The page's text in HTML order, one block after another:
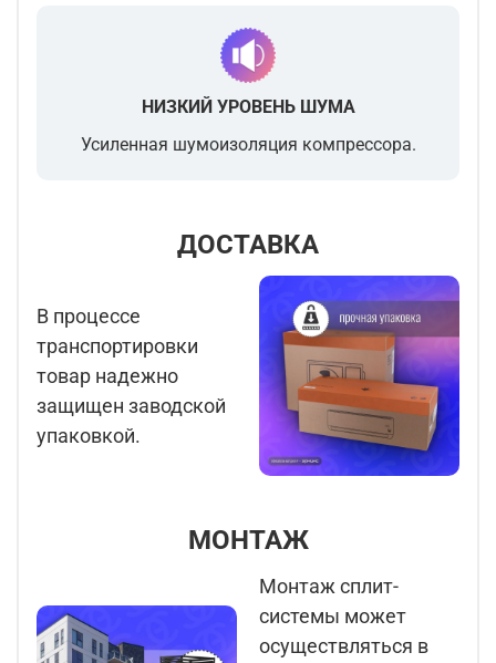
НИЗКИЙ УРОВЕНЬ ШУМА
Усиленная шумоизоляция компрессора.
ДОСТАВКА
В процессе
транспортировки
товар надежно
защищен заводской
упаковкой.
МОНТАЖ
Монтаж сплит-
системы может
осуществляться в